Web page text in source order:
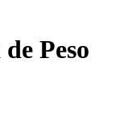
Peso